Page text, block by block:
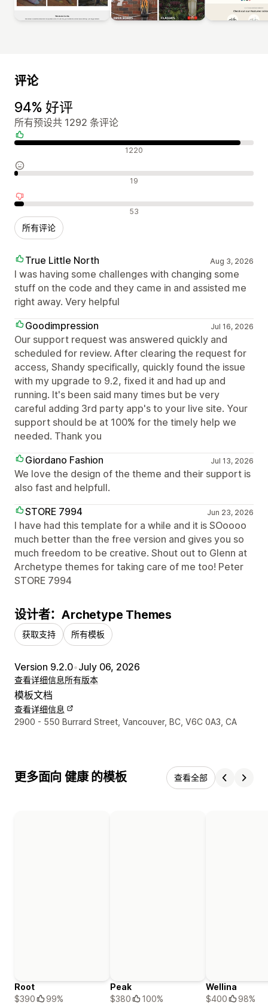
评论
94% 好评
所有预设共 1292 条评论
好评 1220
中评 19
差评 53
所有评论
True Little North Aug 3, 2026
I was having some challenges with changing some
stuff on the code and they came in and assisted me
right away. Very helpful
Goodimpression
Jul 16, 2026
Our support request was answered quickly and
scheduled for review. After clearing the request for
access, Shandy specifically, quickly found the issue
with my upgrade to 9.2, fixed it and had up and
running. It's been said many times but be very
careful adding 3rd party app's to your live site. Your
support should be at 100% for the timely help we
needed. Thank you
Giordano Fashion
Jul 13, 2026
We love the design of the theme and their support is
also fast and helpfull.
STORE 7994
Jun 23, 2026
I have had this template for a while and it is SOoooo
much better than the free version and gives you so
much freedom to be creative. Shout out to Glenn at
Archetype themes for taking care of me too! Peter
STORE 7994
设计者：Archetype Themes
获取支持 所有模板
Version 9.2.0•July 06, 2026
查看详细信息所有版本
模板文档
查看详细信息
设计师联系方式
2900 - 550 Burrard Street, Vancouver, BC, V6C 0A3, CA
更多面向 健康 的模板 查看全部
Root
$390
99%
Peak
$380
100%
Wellina
$400
98%